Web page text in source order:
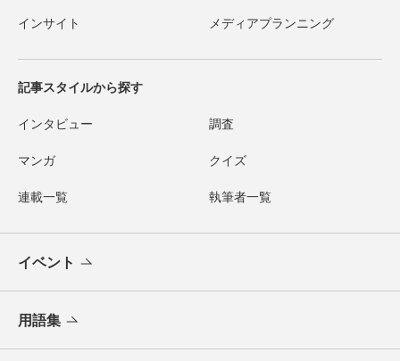
インサイト メディアプランニング
記事スタイルから探す
インタビュー 調査
マンガ クイズ
連載一覧 執筆者一覧
イベント
用語集